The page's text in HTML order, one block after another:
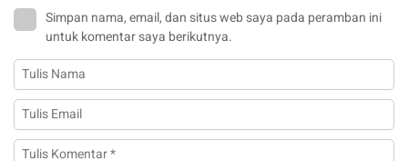
Simpan nama, email, dan situs web saya pada peramban ini
untuk komentar saya berikutnya.